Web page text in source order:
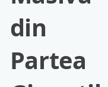
din
Partea